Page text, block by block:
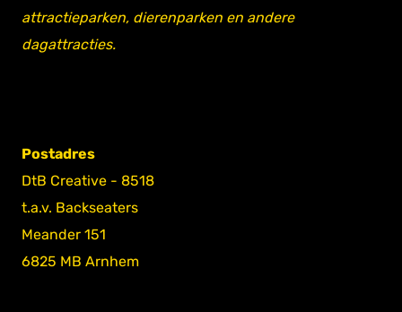
attractieparken, dierenparken en andere
dagattracties.
Postadres
DtB Creative - 8518
t.a.v. Backseaters
Meander 151
6825 MB Arnhem